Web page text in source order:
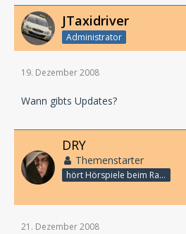
JTaxidriver
Administrator
19. Dezember 2008
Wann gibts Updates?
DRY
Themenstarter
hört Hörspiele beim Rasenmähen
21. Dezember 2008